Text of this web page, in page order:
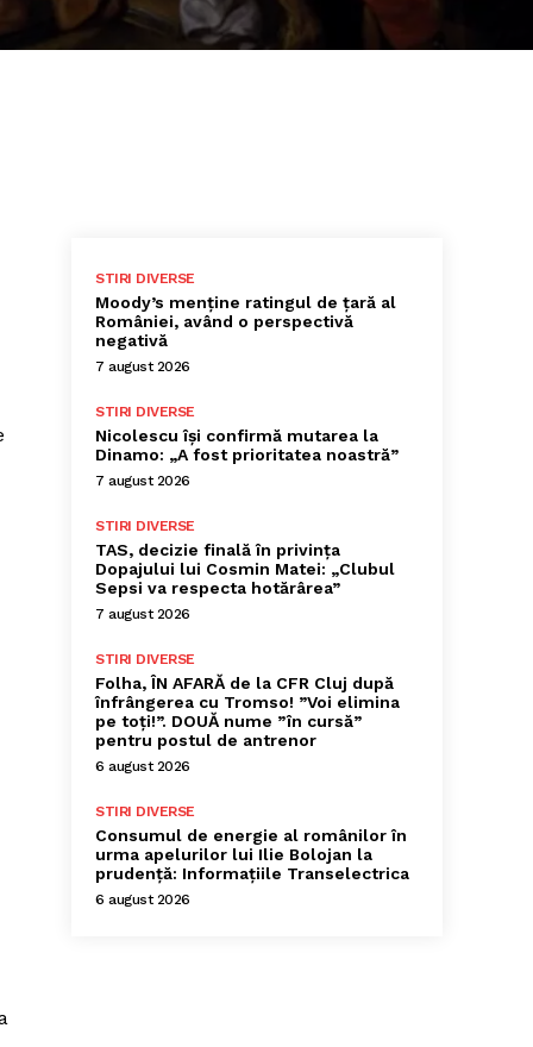
STIRI DIVERSE
Moody’s menține ratingul de țară al
României, având o perspectivă
negativă
7 august 2026
STIRI DIVERSE
Nicolescu își confirmă mutarea la
Dinamo: „A fost prioritatea noastră”
7 august 2026
STIRI DIVERSE
TAS, decizie finală în privința
Dopajului lui Cosmin Matei: „Clubul
Sepsi va respecta hotărârea”
7 august 2026
STIRI DIVERSE
Folha, ÎN AFARĂ de la CFR Cluj după
înfrângerea cu Tromso! ”Voi elimina
pe toți!”. DOUĂ nume ”în cursă”
pentru postul de antrenor
6 august 2026
STIRI DIVERSE
Consumul de energie al românilor în
urma apelurilor lui Ilie Bolojan la
prudență: Informațiile Transelectrica
6 august 2026